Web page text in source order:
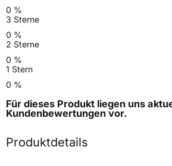
0 %
3 Sterne
0 %
2 Sterne
0 %
1 Stern
0 %
Für dieses Produkt liegen uns
Kundenbewertungen vor.
Produktdetails